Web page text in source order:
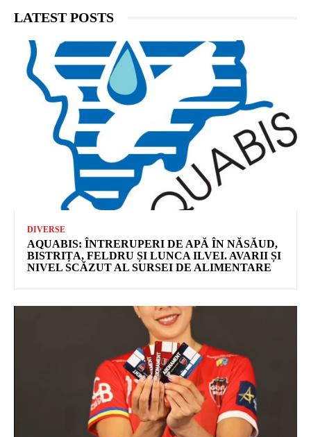
LATEST POSTS
DIVERSE
AQUABIS: ÎNTRERUPERI DE APĂ ÎN NĂSĂUD,
BISTRIȚA, FELDRU ȘI LUNCA ILVEI. AVARII ȘI
NIVEL SCĂZUT AL SURSEI DE ALIMENTARE